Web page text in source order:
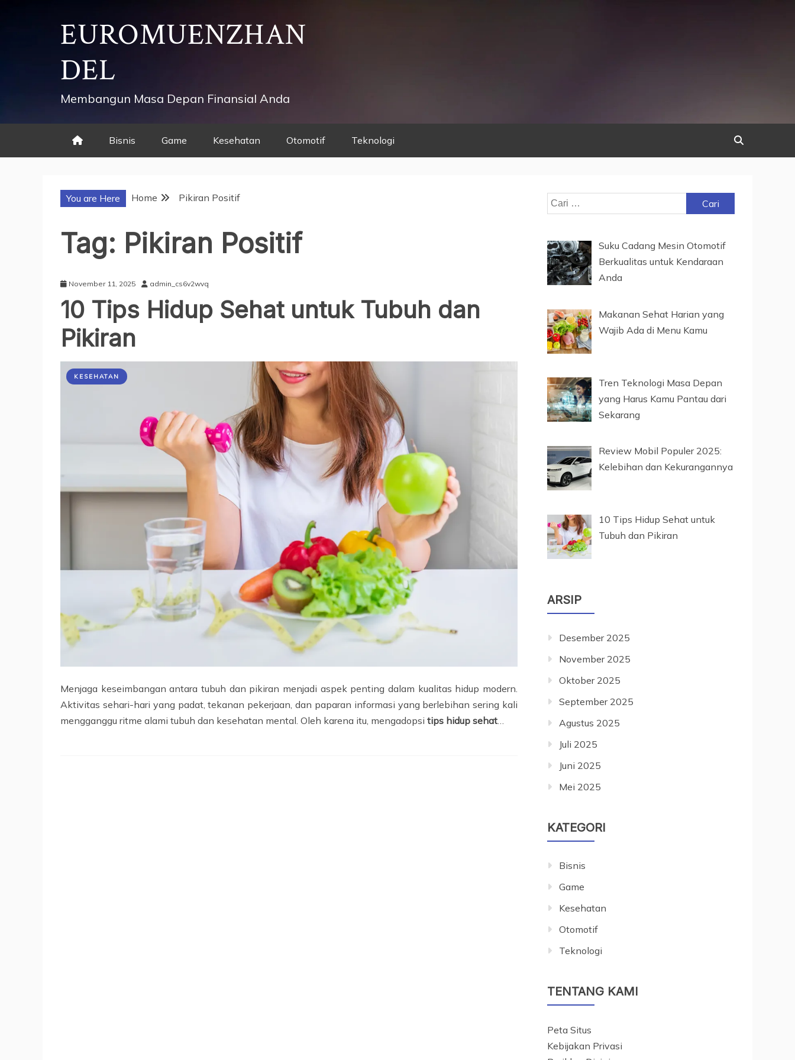
EUROMUENZHAN
DEL
Membangun Masa Depan Finansial Anda
Bisnis Game Kesehatan Otomotif Teknologi
You are Here Home Pikiran Positif
Tag: Pikiran Positif
November 11, 2025 admin_cs6v2wvq
10 Tips Hidup Sehat untuk Tubuh dan
Pikiran
KESEHATAN
Menjaga keseimbangan antara tubuh dan pikiran menjadi aspek penting dalam kualitas hidup modern.
Aktivitas sehari-hari yang padat, tekanan pekerjaan, dan paparan informasi yang berlebihan sering kali
mengganggu ritme alami tubuh dan kesehatan mental. Oleh karena itu, mengadopsi tips hidup sehat
Cari
untuk:
Suku Cadang Mesin Otomotif
Berkualitas untuk Kendaraan
Anda
Makanan Sehat Harian yang
Wajib Ada di Menu Kamu
Tren Teknologi Masa Depan
yang Harus Kamu Pantau dari
Sekarang
Review Mobil Populer 2025:
Kelebihan dan Kekurangannya
10 Tips Hidup Sehat untuk
Tubuh dan Pikiran
ARSIP
Desember 2025
November 2025
Oktober 2025
September 2025
Agustus 2025
Juli 2025
Juni 2025
Mei 2025
KATEGORI
Bisnis
Game
Kesehatan
Otomotif
Teknologi
TENTANG KAMI
Peta Situs
Kebijakan Privasi